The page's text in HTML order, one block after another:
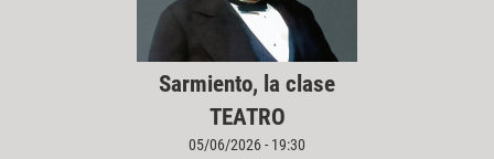
Sarmiento, la clase
TEATRO
05/06/2026 - 19:30